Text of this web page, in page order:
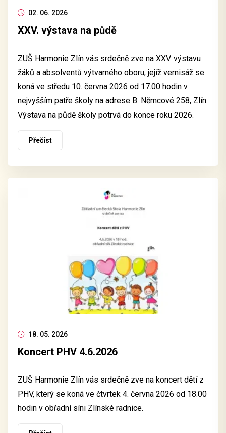
02. 06. 2026
XXV. výstava na půdě
ZUŠ Harmonie Zlín vás srdečně zve na XXV. výstavu
žáků a absolventů výtvarného oboru, jejíž vernisáž se
koná ve středu 10. června 2026 od 17.00 hodin v
nejvyšším patře školy na adrese B. Němcové 258, Zlín.
Výstava na půdě školy potrvá do konce roku 2026.
Přečíst
18. 05. 2026
Koncert PHV 4.6.2026
ZUŠ Harmonie Zlín vás srdečně zve na koncert dětí z
PHV, který se koná ve čtvrtek 4. června 2026 od 18.00
hodin v obřadní síni Zlínské radnice.